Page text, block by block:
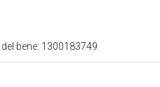
bene: 1300183749